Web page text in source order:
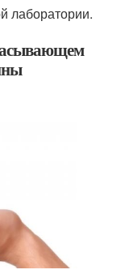
лаборатории.